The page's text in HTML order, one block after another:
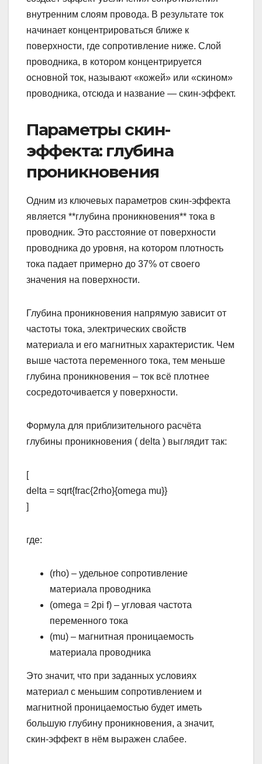
внутренним слоям провода. В результате ток
начинает концентрироваться ближе к
поверхности, где сопротивление ниже. Слой
проводника, в котором концентрируется
основной ток, называют «кожей» или «скином»
проводника, отсюда и название — скин-эффект.
Параметры скин-
эффекта: глубина
проникновения
Одним из ключевых параметров скин-эффекта
является **глубина проникновения** тока в
проводник. Это расстояние от поверхности
проводника до уровня, на котором плотность
тока падает примерно до 37% от своего
значения на поверхности.
Глубина проникновения напрямую зависит от
частоты тока, электрических свойств
материала и его магнитных характеристик. Чем
выше частота переменного тока, тем меньше
глубина проникновения – ток всё плотнее
сосредоточивается у поверхности.
Формула для приблизительного расчёта
глубины проникновения ( delta ) выглядит так:
[
delta = sqrt{frac{2rho}{omega mu}}
]
где:
(rho) – удельное сопротивление
материала проводника
(omega = 2pi f) – угловая частота
переменного тока
(mu) – магнитная проницаемость
материала проводника
Это значит, что при заданных условиях
материал с меньшим сопротивлением и
магнитной проницаемостью будет иметь
большую глубину проникновения, а значит,
скин-эффект в нём выражен слабее.